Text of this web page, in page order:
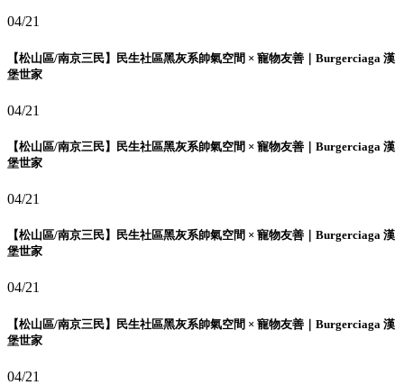
04/21
【松山區/南京三民】民生社區黑灰系帥氣空間 × 寵物友善｜Burgerciaga 漢
堡世家
04/21
【松山區/南京三民】民生社區黑灰系帥氣空間 × 寵物友善｜Burgerciaga 漢
堡世家
04/21
【松山區/南京三民】民生社區黑灰系帥氣空間 × 寵物友善｜Burgerciaga 漢
堡世家
04/21
【松山區/南京三民】民生社區黑灰系帥氣空間 × 寵物友善｜Burgerciaga 漢
堡世家
04/21